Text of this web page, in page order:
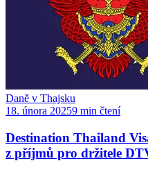
Daně v Thajsku
18. února 20259 min čtení
Destination Thailand
z příjmů pro držitele